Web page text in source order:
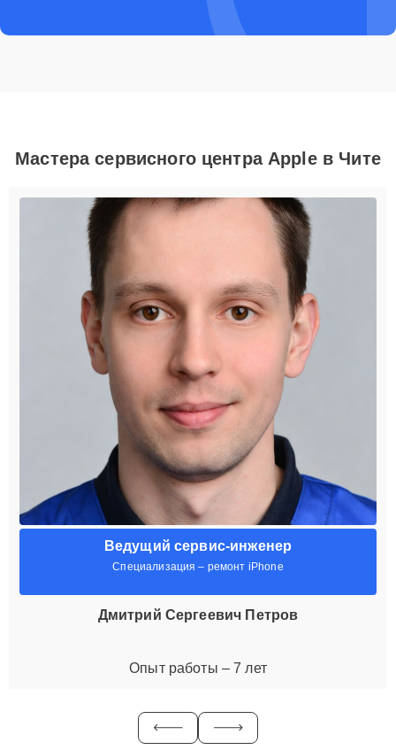
Мастера сервисного центра Apple в Чите
Ведущий сервис-инженер
Специализация – ремонт iPhone
Дмитрий Сергеевич Петров
Опыт работы – 7 лет